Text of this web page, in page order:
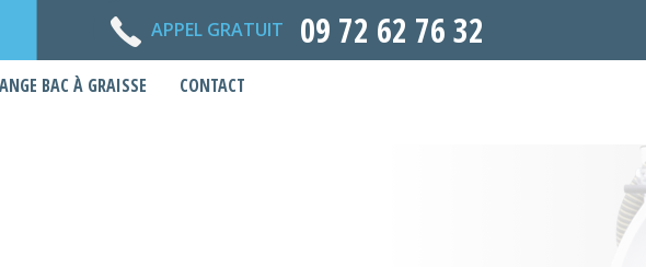
APPEL GRATUIT 09 72 62 76 32
BAC À GRAISSE CONTACT